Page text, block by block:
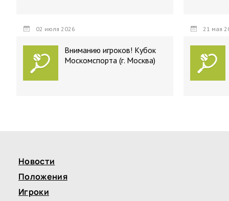
02 июля 2026
Вниманию игроков! Кубок
Москомспорта (г. Москва)
21 мая
Новости
Положения
Игроки